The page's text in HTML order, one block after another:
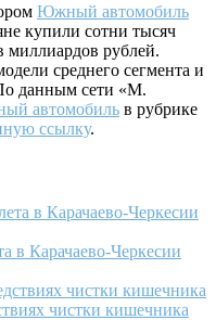
Южный автомобиль
купили сотни тысяч
миллиардов рублей.
среднего сегмента и
данным сети «М.
автомобиль в рубрике
ссылку.
в Карачаево-Черкесии
чистки кишечника